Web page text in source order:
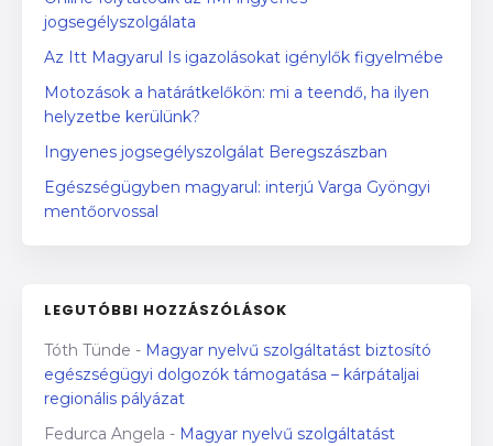
jogsegélyszolgálata
Az Itt Magyarul Is igazolásokat igénylők figyelmébe
Motozások a határátkelőkön: mi a teendő, ha ilyen
helyzetbe kerülünk?
Ingyenes jogsegélyszolgálat Beregszászban
Egészségügyben magyarul: interjú Varga Gyöngyi
mentőorvossal
LEGUTÓBBI HOZZÁSZÓLÁSOK
Tóth Tünde - Magyar nyelvű szolgáltatást biztosító
egészségügyi dolgozók támogatása – kárpátaljai
regionális pályázat
Fedurca Angela - Magyar nyelvű szolgáltatást